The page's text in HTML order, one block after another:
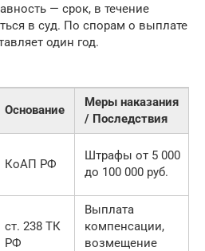
— срок, в течение
в суд. По спорам о выплате
один год.
Основание
Меры наказания
/ Последствия
КоАП РФ
Штрафы от 5 000
до 100 000 руб.
ст. 238 ТК
РФ
Выплата
компенсации,
возмещение